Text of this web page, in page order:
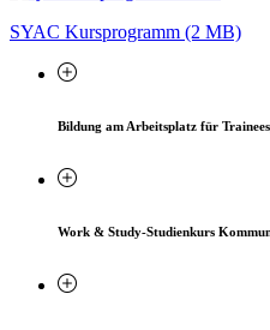
SYAC Kursprogramm (2 MB)
Bildung am Arbeitsplatz für
Work & Study-Studienkurs